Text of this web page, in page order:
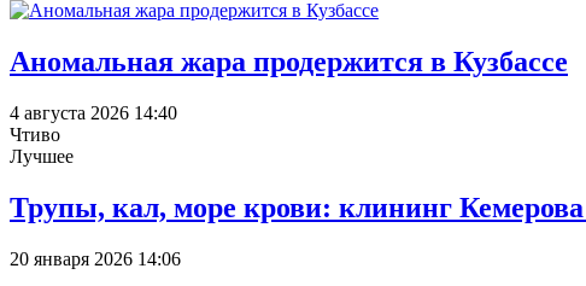
Аномальная жара продержится в Кузбассе
4 августа 2026 14:40
Чтиво
Лучшее
Трупы, кал, море крови: клининг
20 января 2026 14:06